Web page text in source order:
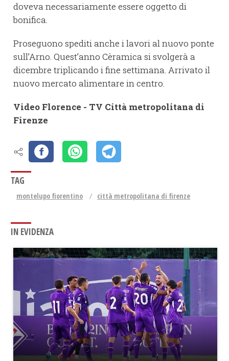
doveva necessariamente essere oggetto di
bonifica.
Proseguono spediti anche i lavori al nuovo ponte
sull’Arno. Quest’anno Cèramica si svolgerà a
dicembre triplicando i fine settimana. Arrivato il
nuovo mercato alimentare in centro.
Video Florence - TV Città metropolitana di
Firenze
TAG
montelupo fiorentino città metropolitana di firenze
IN EVIDENZA